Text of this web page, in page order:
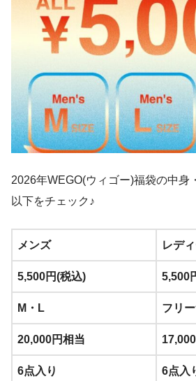
三井アウトレットパーク倉
9：00～
マリノアシティ福岡店 9：30～
ジ・アウトレット広島店 9：00～
三井アウトレットパーク仙
台港
8：00
グランベリーパーク南町田
店
2026年WEGO(ウィゴー)福袋の中身
以下をチェック♪
メンズ レデ
5,500円(税込) 5,500
M・L フリ
20,000円相当
6点入り 6点入